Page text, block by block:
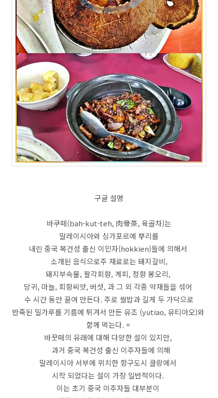
구글 설명
바쿠떼(bah-kut-teh, 肉骨茶, 육골차)는
말레이시아와 싱가포르에 뿌리를
내린 중국 복건성 출신 이민자(hokkien)들에 의해서
소개된 음식으로주 재료로는 돼지갈비,
돼지부속물, 팔각회향, 계피, 정향 봉오리,
당귀, 마늘, 회향씨앗, 버섯, 과 그 외 각종 약재들을 섞어
수 시간 동안 끌여 만든다. 주로 쌀밥과 길게 두 가닥으로
반죽된 밀가루를 기름에 튀겨서 만든 유조 (yutiao, 유티아오)와
함께 먹는다. =
바꿋떼의 유래에 대해 다양한 설이 있지만,
과거 중국 복건성 출신 이주자들에 의해
말레이시아 서부에 위치한 항구도시 클랑에서
시작 되었다는 설이 가장 일반적이다.
이는 초기 중국 이주자들 대부분이